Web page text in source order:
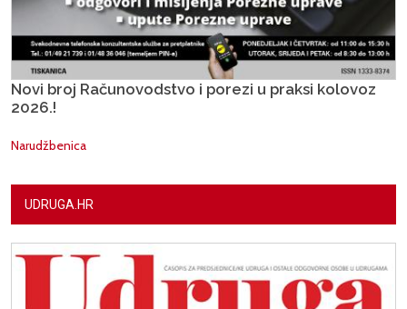
Novi broj Računovodstvo i porezi u praksi kolovoz
2026.!
Narudžbenica
UDRUGA.HR